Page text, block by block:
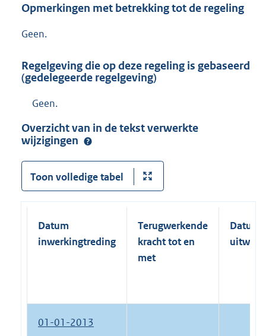
Opmerkingen met betrekking tot de regeling
Geen.
Regelgeving die op deze regeling is gebaseerd
(gedelegeerde regelgeving)
Geen.
Overzicht van in de tekst verwerkte
wijzigingen
Toon volledige tabel
Datum
inwerkingtreding
Terugwerkende
kracht tot en
met
Datum
01-01-2013